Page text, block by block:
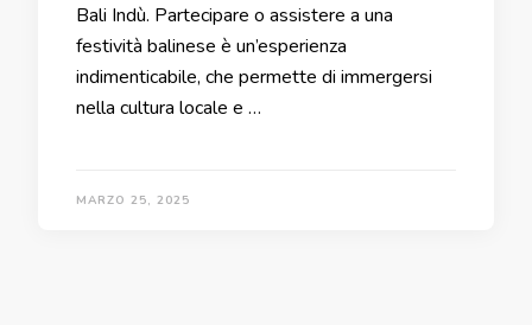
Bali Indù. Partecipare o assistere a una
festività balinese è un’esperienza
indimenticabile, che permette di immergersi
nella cultura locale e …
MARZO 25, 2025